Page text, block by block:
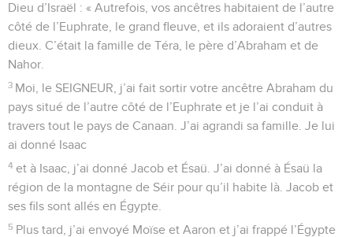
Dieu d’Israël : « Autrefois, vos ancêtres habitaient de l’autre
côté de l’Euphrate, le grand fleuve, et ils adoraient d’autres
dieux. C’était la famille de Téra, le père d’Abraham et de
Nahor.
3 Moi, le SEIGNEUR, j’ai fait sortir votre ancêtre Abraham du
pays situé de l’autre côté de l’Euphrate et je l’ai conduit à
travers tout le pays de Canaan. J’ai agrandi sa famille. Je lui
ai donné Isaac
4 et à Isaac, j’ai donné Jacob et Ésaü. J’ai donné à Ésaü la
région de la montagne de Séir pour qu’il habite là. Jacob et
ses fils sont allés en Égypte.
5 Plus tard, j’ai envoyé Moïse et Aaron et j’ai frappé l’Égypte